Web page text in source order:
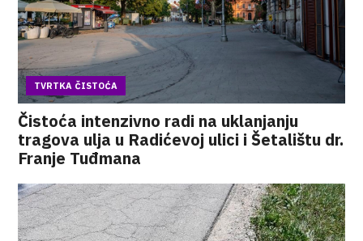
TVRTKA ČISTOĆA
Čistoća intenzivno radi na uklanjanju
tragova ulja u Radićevoj ulici i Šetalištu dr.
Franje Tuđmana